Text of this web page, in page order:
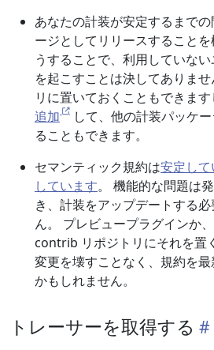
あなたの計装が安定するまで
ージとしてリリースすること
うすることで、利用していな
を起こすことは決してありま
リに置いておくこともできます
追加
して、他の計装パッケ
ることもできます。
セマンティック規約は安定し
しています。 機能的な問題は
き、計装をアップデートする
ん。 プレビュープラグインか
contrib リポジトリにそれを置
変更を壊すことなく、規約を
かもしれません。
トレーサーを取得する